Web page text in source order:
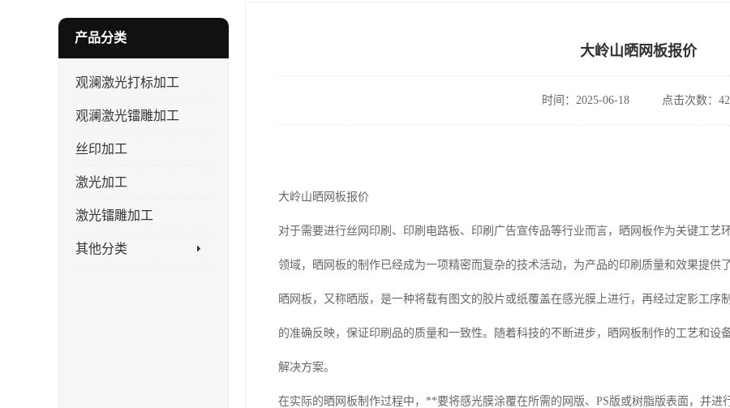
产品分类
观澜激光打标加工
观澜激光镭雕加工
丝印加工
激光加工
激光镭雕加工
其他分类
大岭山晒网板报价
时间：2025-06-18 点击次数：
大岭山晒网板报价
对于需要进行丝网印刷、印刷电路板、印刷广告宣传品等行业而言，晒网板作为关键工艺
领域，晒网板的制作已经成为一项精密而复杂的技术活动，为产品的印刷质量和效果提供了
晒网板，又称晒版，是一种将载有图文的胶片或纸覆盖在感光膜上进行，再经过定影工
的准确反映，保证印刷品的质量和一致性。随着科技的不断进步，晒网板制作的工艺和设
解决方案。
在实际的晒网板制作过程中，**要将感光膜涂覆在所需的网版、PS版或树脂版表面，并